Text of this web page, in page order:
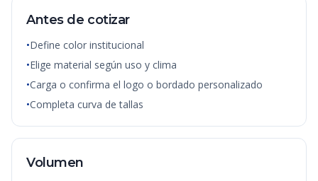
Antes de cotizar
•Define color institucional
•Elige material según uso y clima
•Carga o confirma el logo o bordado personalizado
•Completa curva de tallas
Volumen